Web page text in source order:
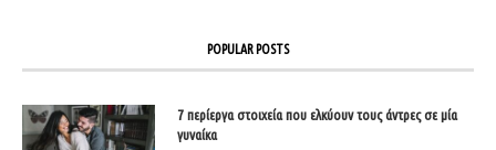
POPULAR POSTS
7 περίεργα στοιχεία που ελκύουν τους άντρες σε μία
γυναίκα